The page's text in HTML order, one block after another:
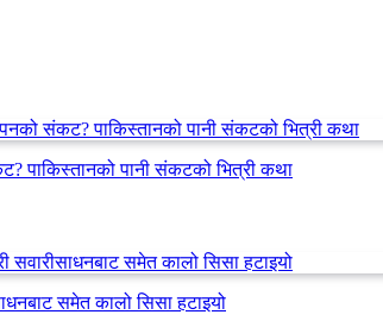
पाकिस्तानको पानी संकटको भित्री कथा
समेत कालो सिसा हटाइयो